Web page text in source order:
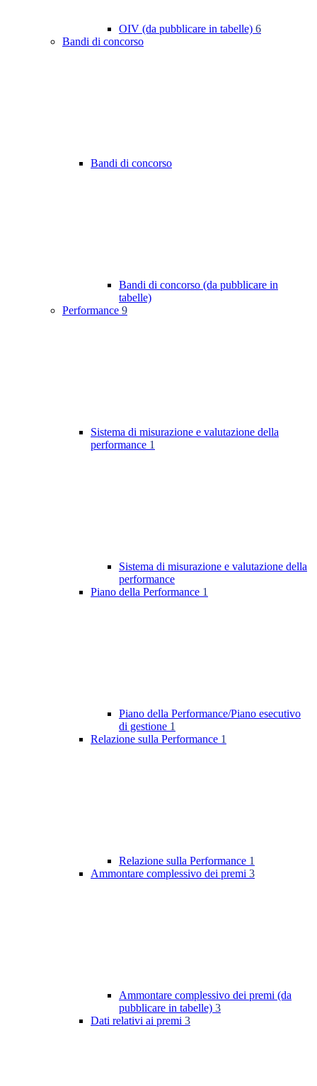
OIV (da pubblicare in tabelle) 6
Bandi di concorso
Bandi di concorso
Bandi di concorso (da pubblicare in
tabelle)
Performance 9
Sistema di misurazione e valutazione della
performance 1
Sistema di misurazione e valutazione della
performance
Piano della Performance 1
Piano della Performance/Piano esecutivo
di gestione 1
Relazione sulla Performance 1
Relazione sulla Performance 1
Ammontare complessivo dei premi 3
Ammontare complessivo dei premi (da
pubblicare in tabelle) 3
Dati relativi ai premi 3